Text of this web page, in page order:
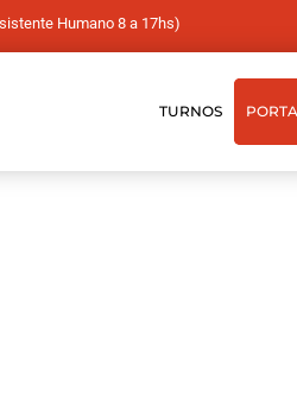
Humano 8 a 17hs)
TURNOS